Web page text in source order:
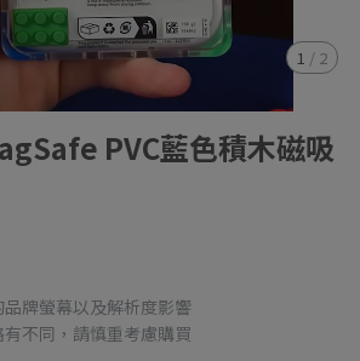
1 / 2
PVC藍色積木磁吸
牌螢幕以及解析度影響
不同，請慎重考慮購買